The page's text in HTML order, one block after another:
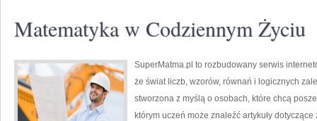
Matematyka w Codziennym Życiu
SuperMatma.pl to rozbudowany serwis
że świat liczb, wzorów, równań i logicznych
stworzona z myślą o osobach, które chcą
którym uczeń może znaleźć artykuły